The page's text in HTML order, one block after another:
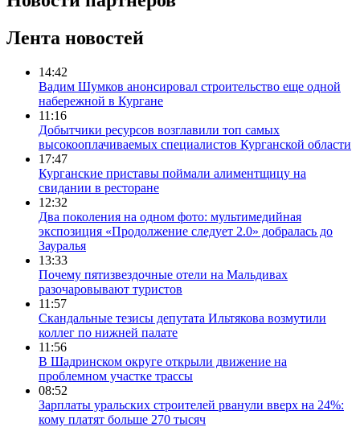
Лента новостей
14:42
Вадим Шумков анонсировал строительство еще одной
набережной в Кургане
11:16
Добытчики ресурсов возглавили топ самых
высокооплачиваемых специалистов Курганской области
17:47
Курганские приставы поймали алиментщицу на
свидании в ресторане
12:32
Два поколения на одном фото: мультимедийная
экспозиция «Продолжение следует 2.0» добралась до
Зауралья
13:33
Почему пятизвездочные отели на Мальдивах
разочаровывают туристов
11:57
Скандальные тезисы депутата Ильтякова возмутили
коллег по нижней палате
11:56
В Шадринском округе открыли движение на
проблемном участке трассы
08:52
Зарплаты уральских строителей рванули вверх на 24%:
кому платят больше 270 тысяч